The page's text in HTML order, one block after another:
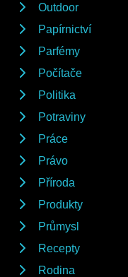
Outdoor
Papírnictví
Parfémy
Počítače
Politika
Potraviny
Práce
Právo
Příroda
Produkty
Průmysl
Recepty
Rodina